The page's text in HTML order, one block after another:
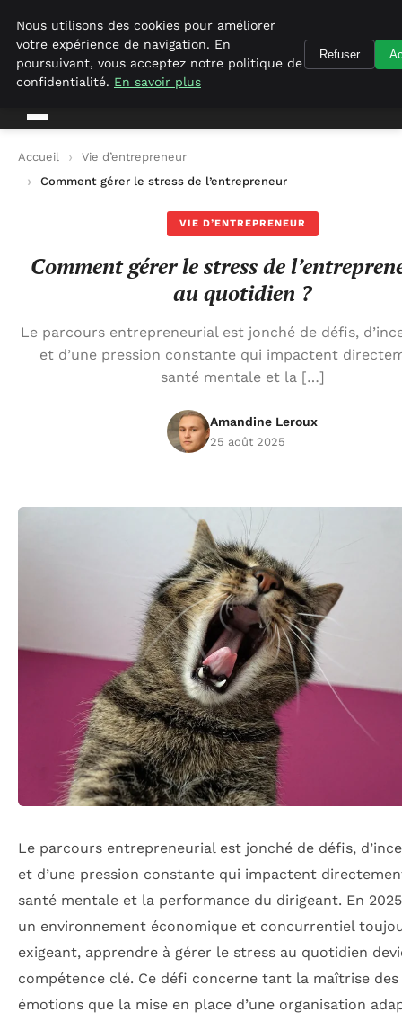
Geekgumbo
Accueil
Vie d’entrepreneur
Comment gérer le stress de l’entrepreneuriat au quotidien ?
VIE D’ENTREPRENEUR
Comment gérer le stress de
au quotidien ?
Le parcours entrepreneurial est jonché de défis,
et d’une pression constante qui impactent
santé mentale et la […]
Amandine Leroux
25 août 2025
Le parcours entrepreneurial est jonché de défis,
et d’une pression constante qui impactent
santé mentale et la performance du dirigeant. En
un environnement économique et concurrentiel
exigeant, apprendre à gérer le stress au quotidien
compétence clé. Ce défi concerne tant la maîtrise des
émotions que la mise en place d’une organisation
Nous utilisons des cookies pour améliorer
votre expérience de navigation. En
poursuivant, vous acceptez notre politique de
confidentialité. En savoir plus
Refuser